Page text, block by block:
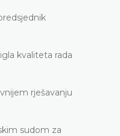
kvaliteta rada
rješavanju
sudom za